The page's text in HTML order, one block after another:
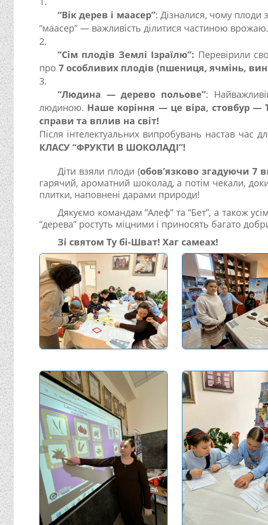
“Вік дерев і маасер”: Дізналися, чому плоди
“маасер” — важливість ділитися частиною врожаю.
“Сім плодів Землі Ізраїлю”: Перевірили
про 7 особливих плодів (пшениця, ячмінь,
“Людина — дерево польове”:
людиною. Наше коріння — це віра, стовбур —
справи та вплив на світ!
Після інтелектуальних випробувань настав час
КЛАСУ “ФРУКТИ В ШОКОЛАДІ”!
Діти взяли плоди (обов’язково згадуючи 7
гарячий, ароматний шоколад, а потім чекали,
плитки, наповнені дарами природи!
Дякуємо командам “Алеф” та “Бет”, а також
“дерева” ростуть міцними і приносять багато
Зі святом Ту бі-Шват! Хаг самеах!